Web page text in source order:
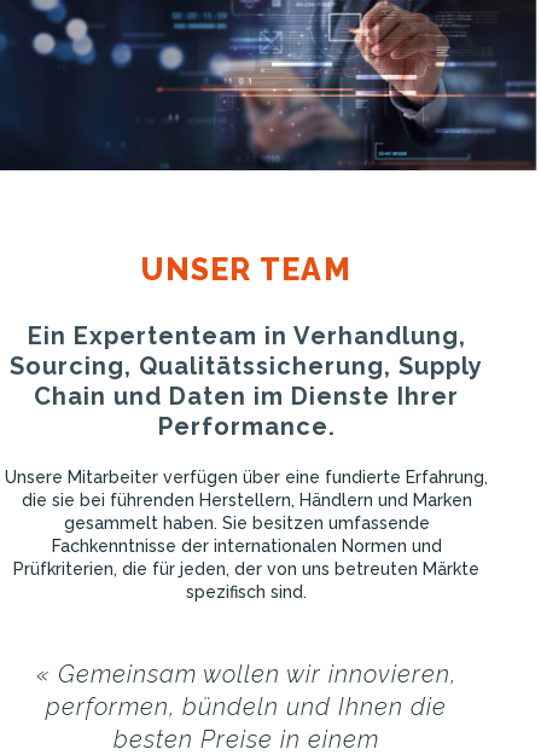
UNSER TEAM
Ein Expertenteam in Verhandlung,
Sourcing, Qualitätssicherung, Supply
Chain und Daten im Dienste Ihrer
Performance.
Unsere Mitarbeiter verfügen über eine fundierte Erfahrung,
die sie bei führenden Herstellern, Händlern und Marken
gesammelt haben. Sie besitzen umfassende
Fachkenntnisse der internationalen Normen und
Prüfkriterien, die für jeden, der von uns betreuten Märkte
spezifisch sind.
« Gemeinsam wollen wir innovieren,
performen, bündeln und Ihnen die
besten Preise in einem